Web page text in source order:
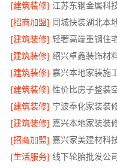
[建筑装修]
[招商加盟] 同城快装湖北本
[建筑装修]
[建筑装修]
[建筑装修]
[建筑装修]
[建筑装修]
[建筑装修]
[招商加盟] 嘉兴家美建材科
[生活服务]